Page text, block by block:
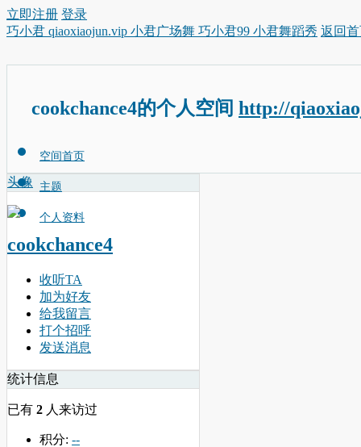
立即注册 登录
巧小君 qiaoxiaojun.vip 小君广场舞 巧小君99 小君舞蹈秀 返回
cookchance4的个人空间 http://
空间首页
主题
个人资料
头像
cookchance4
收听TA
加为好友
给我留言
打个招呼
发送消息
统计信息
已有 2 人来访过
积分: --